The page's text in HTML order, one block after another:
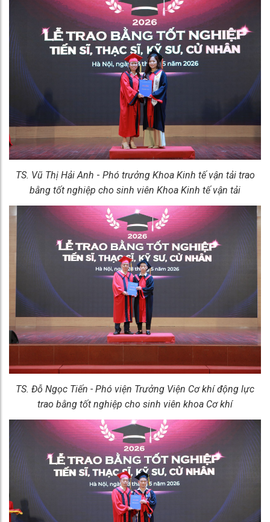
TS. Vũ Thị Hải Anh - Phó trưởng Khoa Kinh tế vận tải trao
bằng tốt nghiệp cho sinh viên Khoa Kinh tế vận tải
TS. Đỗ Ngọc Tiến - Phó viện Trưởng Viện Cơ khí động lực
trao bằng tốt nghiệp cho sinh viên khoa Cơ khí